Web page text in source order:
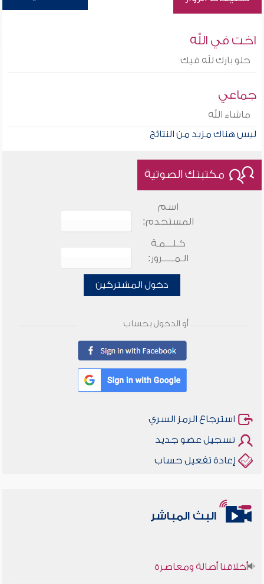
اخت في الله
حلو بارك لله فيك
جماعي
ماشاء الله
ليس هناك مزيد من النتائج
مكتبتك الصوتية
اسم
المستخدم:
كـلـــمـة
الـمـــــرور:
دخول المشتركين
أو الدخول بحساب
استرجاع الرمز السري
تسجيل عضو جديد
إعادة تفعيل حساب
البث المباشر
أخلاقنا أصالة ومعاصرة